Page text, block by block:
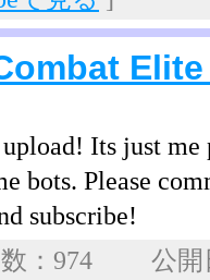
Its just
bots. Please
subscribe!
数：974 公